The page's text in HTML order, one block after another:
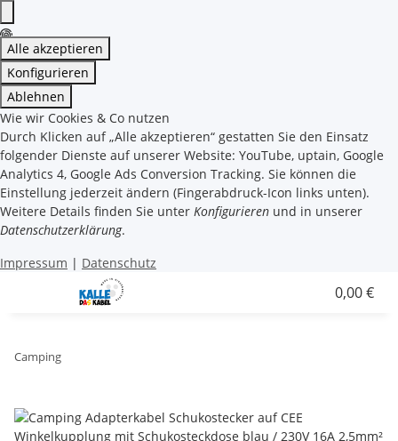
Alle akzeptieren
Konfigurieren
Ablehnen
Wie wir Cookies & Co nutzen
Durch Klicken auf „Alle akzeptieren“ gestatten Sie den Einsatz
folgender Dienste auf unserer Website: YouTube, uptain, Google
Analytics 4, Google Ads Conversion Tracking. Sie können die
Einstellung jederzeit ändern (Fingerabdruck-Icon links unten).
Weitere Details finden Sie unter Konfigurieren und in unserer
Datenschutzerklärung.
Impressum | Datenschutz
0,00 €
Camping